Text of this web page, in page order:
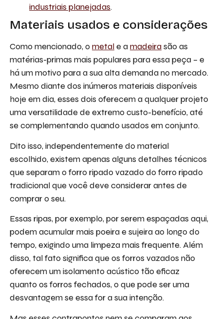
industriais planejadas.
Materiais usados e considerações
Como mencionado, o metale amadeirasão as
matérias-primas mais populares para essa peça – e
há um motivo para a sua alta demanda no mercado.
Mesmo diante dos inúmeros materiais disponíveis
hoje em dia, esses dois oferecem a qualquer projeto
uma versatilidade de extremo custo-benefício, até
se complementando quando usados em conjunto.
Dito isso, independentemente do material
escolhido, existem apenas alguns detalhes técnicos
que separam o forro ripado vazado do forro ripado
tradicional que você deve considerar antes de
comprar o seu.
Essas ripas, por exemplo, por serem espaçadas aqui,
podem acumular mais poeira e sujeira ao longo do
tempo, exigindo uma limpeza mais frequente. Além
disso, tal fato significa que os forros vazados não
oferecem um isolamento acústico tão eficaz
quanto os forros fechados, o que pode ser uma
desvantagem se essa for a sua intenção.